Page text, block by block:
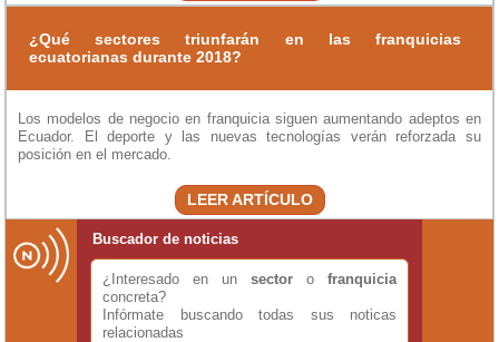
¿Qué sectores triunfarán en las franquicias
ecuatorianas durante 2018?
Los modelos de negocio en franquicia siguen aumentando adeptos en
Ecuador. El deporte y las nuevas tecnologías verán reforzada su
posición en el mercado.
LEER ARTÍCULO
Buscador de noticias
¿Interesado en un sector o franquicia
concreta?
Infórmate buscando todas sus noticas
relacionadas